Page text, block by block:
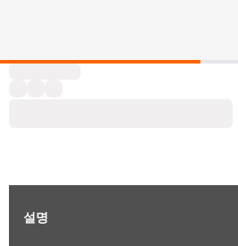
설명